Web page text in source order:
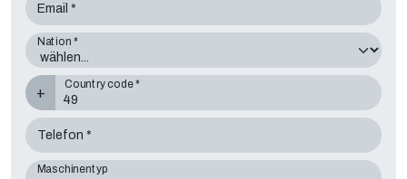
Email *
Nation *
+
Country code *
Telefon *
Maschinentyp